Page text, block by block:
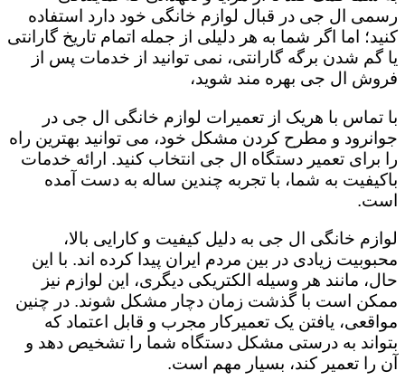
رسمی ال جی در قبال لوازم خانگی خود دارد استفاده
کنید؛ اما اگر شما به هر دلیلی از جمله اتمام تاریخ گارانتی
یا گم شدن برگه گارانتی، نمی توانید از خدمات پس از
فروش ال جی بهره مند شوید،
با تماس با هریک از تعمیرات لوازم خانگی ال جی در
جوانرود و مطرح کردن مشکل خود، می توانید بهترین راه
را برای تعمیر دستگاه ال جی انتخاب کنید. ارائه خدمات
باکیفیت به شما، با تجربه چندین ساله به دست آمده
است.
لوازم خانگی ال جی به دلیل کیفیت و کارایی بالا،
محبوبیت زیادی در بین مردم ایران پیدا کرده اند. با این
حال، مانند هر وسیله الکتریکی دیگری، این لوازم نیز
ممکن است با گذشت زمان دچار مشکل شوند. در چنین
مواقعی، یافتن یک تعمیرکار مجرب و قابل اعتماد که
بتواند به درستی مشکل دستگاه شما را تشخیص دهد و
آن را تعمیر کند، بسیار مهم است.